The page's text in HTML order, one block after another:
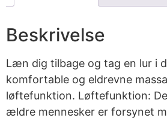
Beskrivelse
Læn dig tilbage og tag en lur i
komfortable og eldrevne
løftefunktion. Løftefunktion:
ældre mennesker er forsynet